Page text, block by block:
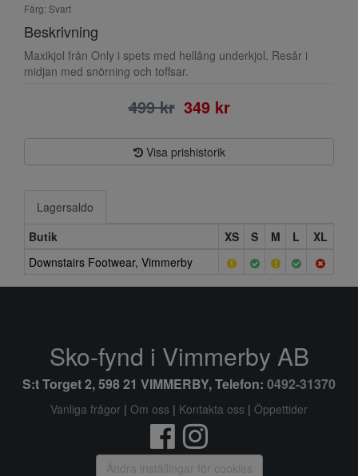
Färg: Svart
Beskrivning
Maxikjol från Only i spets med hellång underkjol. Resår i
midjan med snörning och toffsar.
499 kr 349 kr
Visa prishistorik
Lagersaldo
Butik
XS S M L
XL
Downstairs Footwear, Vimmerby
Sko-fynd i Vimmerby AB
S:t Torget 2, 598 21 VIMMERBY, Telefon: 0492-31370
Vanliga frågor | Om oss | Kontakta oss | Öppettider
Ändra inställingar för cookies